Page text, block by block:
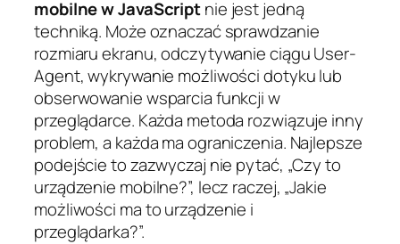
mobilne w JavaScriptnie jest jedną
techniką. Może oznaczać sprawdzanie
rozmiaru ekranu, odczytywanie ciągu User-
Agent, wykrywanie możliwości dotyku lub
obserwowanie wsparcia funkcji w
przeglądarce. Każda metoda rozwiązuje inny
problem, a każda ma ograniczenia. Najlepsze
podejście to zazwyczaj nie pytać, „Czy to
urządzenie mobilne?”, lecz raczej, „Jakie
możliwości ma to urządzenie i
przeglądarka?”.